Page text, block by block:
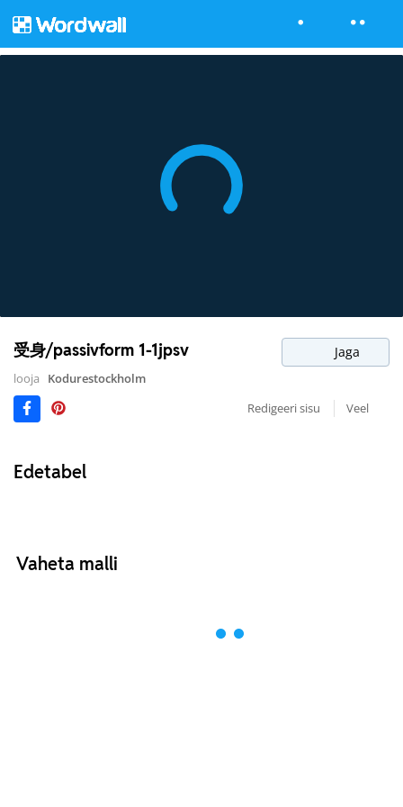
受身/passivform 1-1jpsv Jaga
looja
Kodurestockholm
Redigeeri sisu
Veel
Edetabel
Vaheta malli